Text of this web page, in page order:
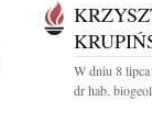
W dniu 8
dr hab.